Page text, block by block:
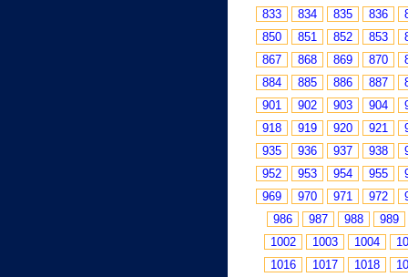
833
834 835 836
850
851 852 853
867
868 869 870
884
885 886 887
901
902 903 904
918
919 920 921
935
936 937 938
952
953 954 955
969
970 971 972
986
987 988
989
1002
1003 1004
1016
1017 1018